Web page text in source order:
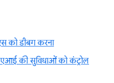
को डीबग करना
की सुविधाओं को कंट्रोल